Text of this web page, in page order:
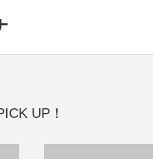
UP！